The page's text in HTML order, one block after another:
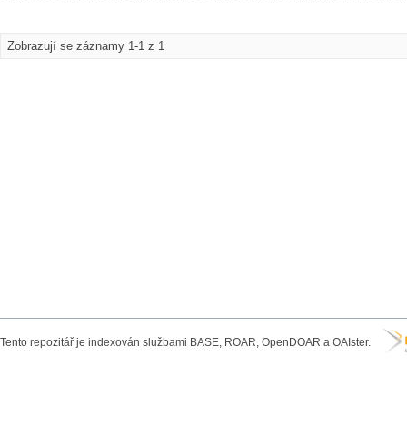
Zobrazují se záznamy 1-1 z 1
Tento repozitář je indexován službami BASE, ROAR, OpenDOAR a OAIster.